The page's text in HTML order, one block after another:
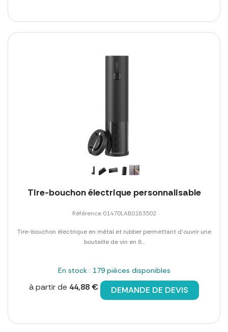
Tire-bouchon électrique personnalisable
Référence 01470LAB0183502
Tire-bouchon électrique en métal et rubber permettant d'ouvrir une
bouteille de vin en 8...
En stock : 179 pièces disponibles
à partir de 44,88 € DEMANDE DE DEVIS